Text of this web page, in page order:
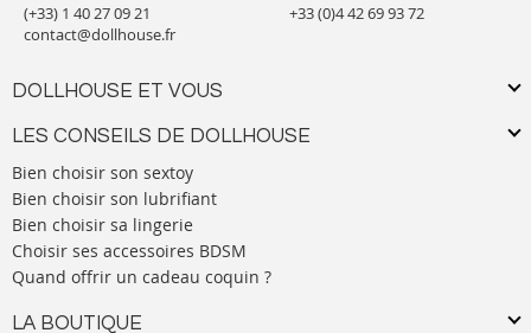
(+33) 1 40 27 09 21
contact@dollhouse.fr
DOLLHOUSE ET VOUS
LES CONSEILS DE DOLLHOUSE
Bien choisir son sextoy
Bien choisir son lubrifiant
Bien choisir sa lingerie
Choisir ses accessoires BDSM
Quand offrir un cadeau coquin ?
LA BOUTIQUE
+33 (0)4 42 69 93 72